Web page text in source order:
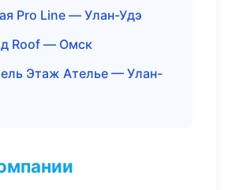
Pro Line — Улан-Удэ
Roof — Омск
Этаж Ателье — Улан-